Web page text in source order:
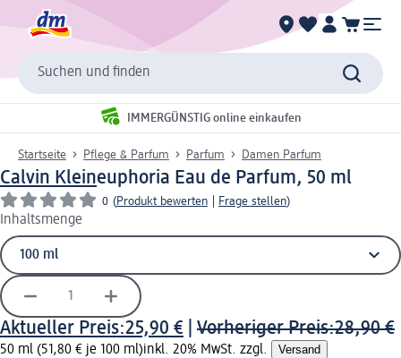
Suchen und finden
IMMERGÜNSTIG online einkaufen
Startseite Pflege & Parfum Parfum Damen Parfum
Calvin Kleineuphoria Eau de Parfum, 50 ml
0 (Produkt bewerten Frage stellen)
Inhaltsmenge
Aktueller Preis:25,90 € Vorheriger Preis:28,90 €
50 ml (51,80 € je 100 ml)inkl. 20% MwSt. zzgl. Versand